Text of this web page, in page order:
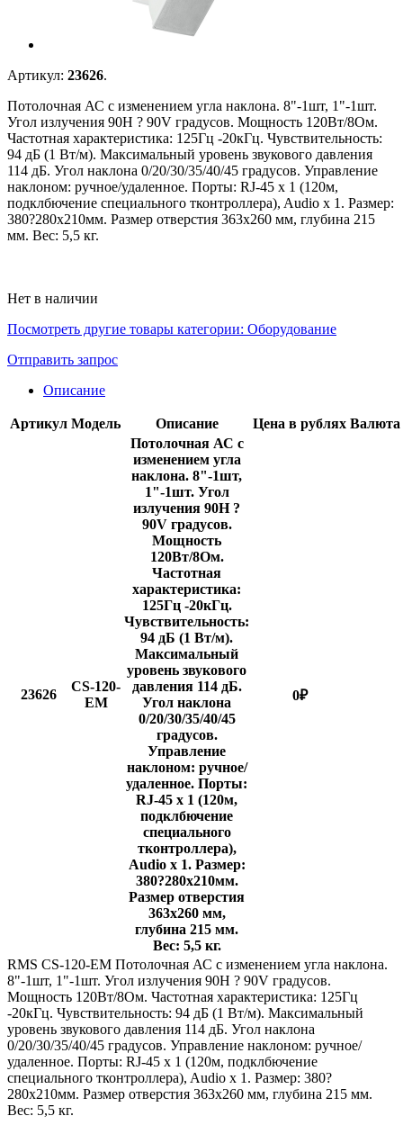
Артикул: 23626.
Потолочная АС с изменением угла наклона. 8"-1шт, 1"-1шт.
Угол излучения 90H ? 90V градусов. Мощность 120Вт/8Ом.
Частотная характеристика: 125Гц -20кГц. Чувствительность:
94 дБ (1 Вт/м). Максимальный уровень звукового давления
114 дБ. Угол наклона 0/20/30/35/40/45 градусов. Управление
наклоном: ручное/удаленное. Порты: RJ-45 x 1 (120м,
подклбючение специального тконтроллера), Audio x 1. Размер:
380?280х210мм. Размер отверстия 363х260 мм, глубина 215
мм. Вес: 5,5 кг.
Нет в наличии
Посмотреть другие товары категории: Оборудование
Отправить запрос
Описание
Артикул Модель Описание Цена в рублях Валюта
23626
CS-120-
EM
Потолочная АС с
изменением угла
наклона. 8"-1шт,
1"-1шт. Угол
излучения 90H ?
90V градусов.
Мощность
120Вт/8Ом.
Частотная
характеристика:
125Гц -20кГц.
Чувствительность:
94 дБ (1 Вт/м).
Максимальный
уровень звукового
давления 114 дБ.
Угол наклона
0/20/30/35/40/45
градусов.
Управление
наклоном: ручное/
удаленное. Порты:
RJ-45 x 1 (120м,
подклбючение
специального
тконтроллера),
Audio x 1. Размер:
380?280х210мм.
Размер отверстия
363х260 мм,
глубина 215 мм.
Вес: 5,5 кг.
0₽
RMS CS-120-EM Потолочная АС с изменением угла наклона.
8"-1шт, 1"-1шт. Угол излучения 90H ? 90V градусов.
Мощность 120Вт/8Ом. Частотная характеристика: 125Гц
-20кГц. Чувствительность: 94 дБ (1 Вт/м). Максимальный
уровень звукового давления 114 дБ. Угол наклона
0/20/30/35/40/45 градусов. Управление наклоном: ручное/
удаленное. Порты: RJ-45 x 1 (120м, подклбючение
специального тконтроллера), Audio x 1. Размер: 380?
280х210мм. Размер отверстия 363х260 мм, глубина 215 мм.
Вес: 5,5 кг.